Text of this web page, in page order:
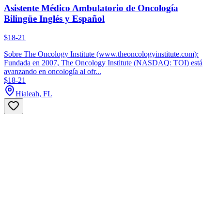
Asistente Médico Ambulatorio de Oncología
Bilingüe Inglés y Español
$18-21
Sobre The Oncology Institute (www.theoncologyinstitute.com):
Fundada en 2007, The Oncology Institute (NASDAQ: TOI) está
avanzando en oncología al ofr...
$18-21
Hialeah, FL